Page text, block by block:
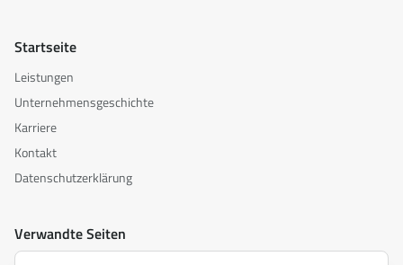
Startseite
Leistungen
Unternehmensgeschichte
Karriere
Kontakt
Datenschutzerklärung
Verwandte Seiten